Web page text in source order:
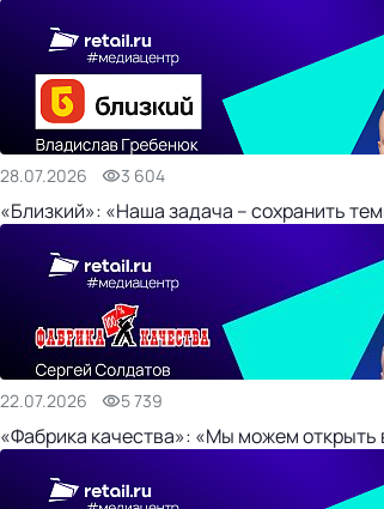
28.07.2026 3 604
«Близкий»: «Наша задача – сохранить
22.07.2026 5 739
«Фабрика качества»: «Мы можем открыть